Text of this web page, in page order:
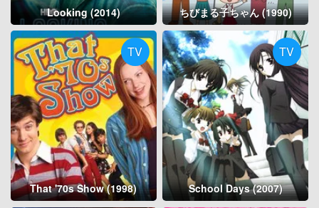
Looking (2014) ちびまる子ちゃん (1990)
TV
That '70s Show (1998)
TV
School Days (2007)